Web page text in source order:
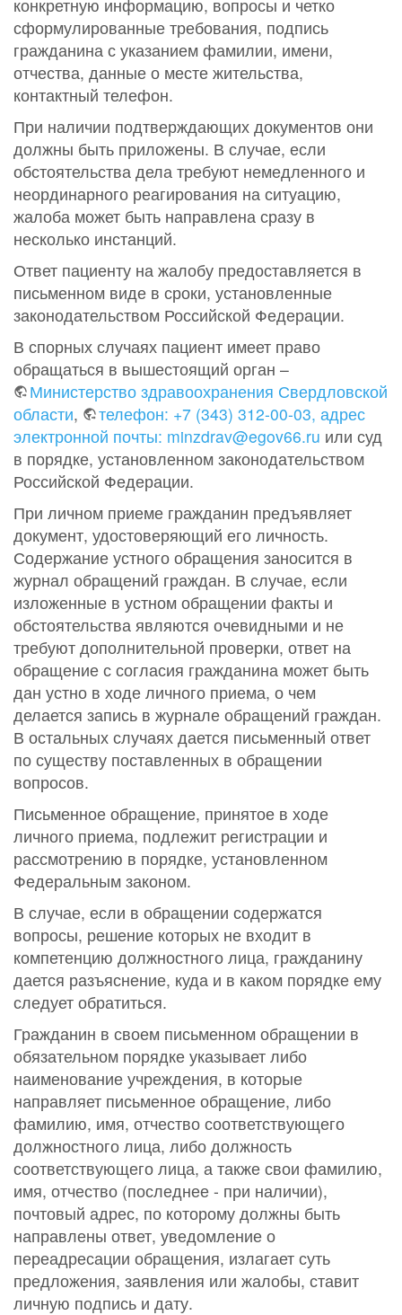
конкретную информацию, вопросы и четко
сформулированные требования, подпись
гражданина с указанием фамилии, имени,
отчества, данные о месте жительства,
контактный телефон.
При наличии подтверждающих документов они
должны быть приложены. В случае, если
обстоятельства дела требуют немедленного и
неординарного реагирования на ситуацию,
жалоба может быть направлена сразу в
несколько инстанций.
Ответ пациенту на жалобу предоставляется в
письменном виде в сроки, установленные
законодательством Российской Федерации.
В спорных случаях пациент имеет право
обращаться в вышестоящий орган –
Министерство здравоохранения Свердловской
области,
телефон: +7 (343) 312-00-03, адрес
электронной почты: minzdrav@egov66.ru или суд
в порядке, установленном законодательством
Российской Федерации.
При личном приеме гражданин предъявляет
документ, удостоверяющий его личность.
Содержание устного обращения заносится в
журнал обращений граждан. В случае, если
изложенные в устном обращении факты и
обстоятельства являются очевидными и не
требуют дополнительной проверки, ответ на
обращение с согласия гражданина может быть
дан устно в ходе личного приема, о чем
делается запись в журнале обращений граждан.
В остальных случаях дается письменный ответ
по существу поставленных в обращении
вопросов.
Письменное обращение, принятое в ходе
личного приема, подлежит регистрации и
рассмотрению в порядке, установленном
Федеральным законом.
В случае, если в обращении содержатся
вопросы, решение которых не входит в
компетенцию должностного лица, гражданину
дается разъяснение, куда и в каком порядке ему
следует обратиться.
Гражданин в своем письменном обращении в
обязательном порядке указывает либо
наименование учреждения, в которые
направляет письменное обращение, либо
фамилию, имя, отчество соответствующего
должностного лица, либо должность
соответствующего лица, а также свои фамилию,
имя, отчество (последнее - при наличии),
почтовый адрес, по которому должны быть
направлены ответ, уведомление о
переадресации обращения, излагает суть
предложения, заявления или жалобы, ставит
личную подпись и дату.